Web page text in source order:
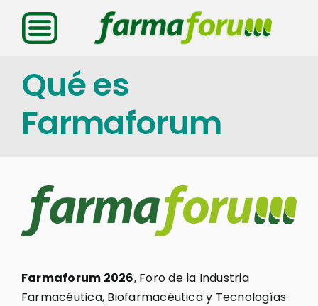
Saltar
contenido
Qué es
Farmaforum
Farmaforum 2026, Foro de la Industria
Farmacéutica, Biofarmacéutica y Tecnologías